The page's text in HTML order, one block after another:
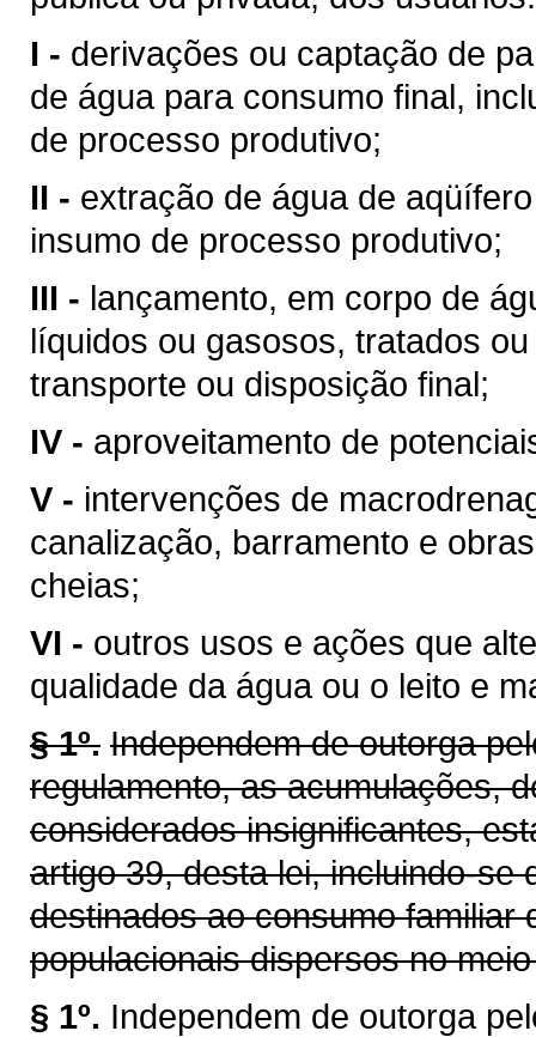
I - derivações ou captação de
de água para consumo final,
de processo produtivo;
II - extração de água de
insumo de processo produtivo;
III - lançamento, em corpo de
líquidos ou gasosos, tratados
transporte ou disposição final;
IV - aproveitamento de
V - intervenções de
canalização, barramento e
cheias;
VI - outros usos e ações que
qualidade da água ou o leito e
§ 1º. Independem de outorga
regulamento, as acumulações,
considerados insignificantes,
artigo 39, desta lei, incluindo-se
destinados ao consumo familiar
populacionais dispersos no
§ 1º. Independem de outorga